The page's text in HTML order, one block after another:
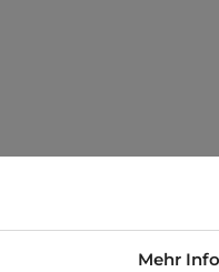
Mehr